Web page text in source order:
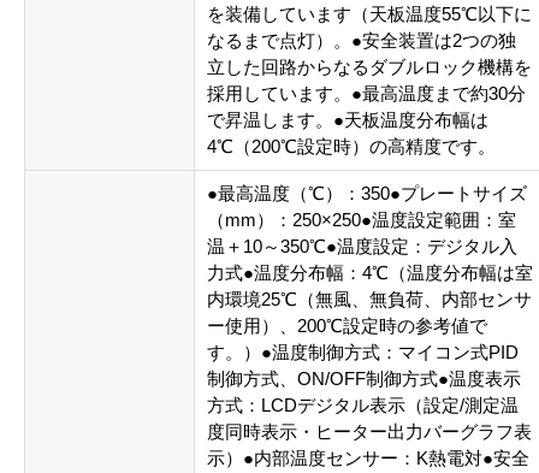
を装備しています（天板温度55℃以下に
なるまで点灯）。●安全装置は2つの独
立した回路からなるダブルロック機構を
採用しています。●最高温度まで約30分
で昇温します。●天板温度分布幅は
4℃（200℃設定時）の高精度です。
●最高温度（℃）：350●プレートサイズ
（mm）：250×250●温度設定範囲：室
温＋10～350℃●温度設定：デジタル入
力式●温度分布幅：4℃（温度分布幅は室
内環境25℃（無風、無負荷、内部センサ
ー使用）、200℃設定時の参考値で
す。）●温度制御方式：マイコン式PID
制御方式、ON/OFF制御方式●温度表示
方式：LCDデジタル表示（設定/測定温
度同時表示・ヒーター出力バーグラフ表
示）●内部温度センサー：K熱電対●安全